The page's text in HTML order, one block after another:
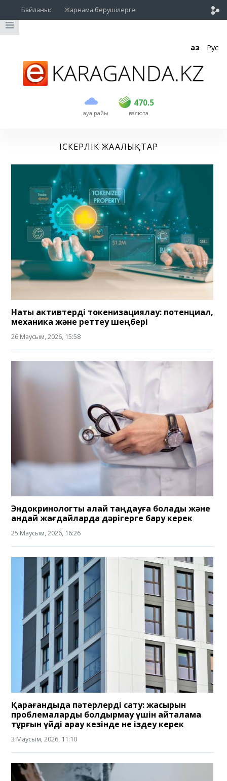
Байланыс Жарнама берушілерге
Қаз Рус
ауа райы
470.5
USD 469 470.5
EUR валюта
ІСКЕРЛІК ЖАҢАЛЫҚТАР
Нақты активтерді токенизациялау: потенциал,
механика және реттеу шеңбері
26 Маусым, 2026, 15:58
Эндокринологты қалай таңдауға болады және
қандай жағдайларда дәрігерге бару керек
25 Маусым, 2026, 16:26
Қарағандыда пәтерлерді сату: жасырын
проблемаларды болдырмау үшін қайталама
тұрғын үйді қарау кезінде не іздеу керек
3 Маусым, 2026, 11:10